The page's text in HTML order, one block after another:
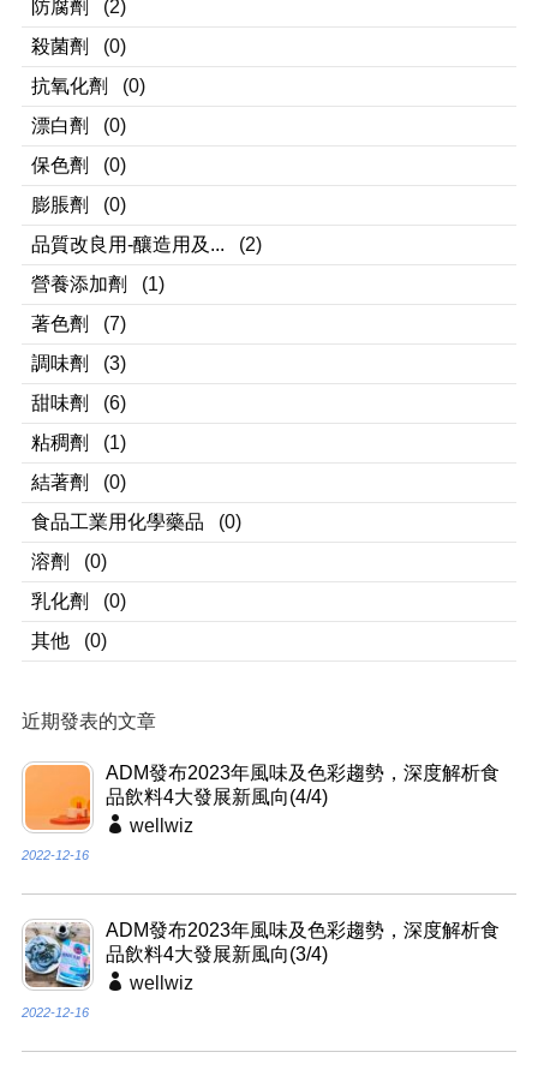
防腐劑
(2)
殺菌劑
(0)
抗氧化劑
(0)
漂白劑
(0)
保色劑
(0)
膨脹劑
(0)
品質改良用-釀造用及...
(2)
營養添加劑
(1)
著色劑
(7)
調味劑
(3)
甜味劑
(6)
粘稠劑
(1)
結著劑
(0)
食品工業用化學藥品
(0)
溶劑
(0)
乳化劑
(0)
其他
(0)
近期發表的文章
ADM發布2023年風味及色彩趨勢，深度解析食
品飲料4大發展新風向(4/4)
wellwiz
2022-12-16
ADM發布2023年風味及色彩趨勢，深度解析食
品飲料4大發展新風向(3/4)
wellwiz
2022-12-16